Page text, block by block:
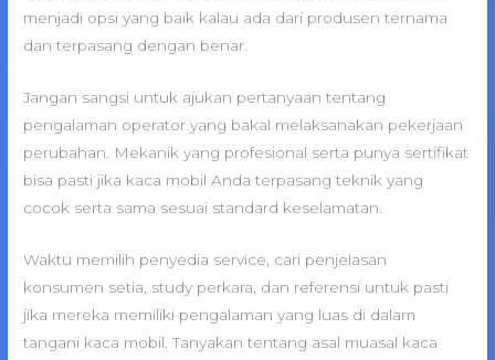
menjadi opsi yang baik kalau ada dari produsen ternama
dan terpasang dengan benar.
Jangan sangsi untuk ajukan pertanyaan tentang
pengalaman operator yang bakal melaksanakan pekerjaan
perubahan. Mekanik yang profesional serta punya sertifikat
bisa pasti jika kaca mobil Anda terpasang teknik yang
cocok serta sama sesuai standard keselamatan.
Waktu memilih penyedia service, cari penjelasan
konsumen setia, study perkara, dan referensi untuk pasti
jika mereka memiliki pengalaman yang luas di dalam
tangani kaca mobil. Tanyakan tentang asal muasal kaca